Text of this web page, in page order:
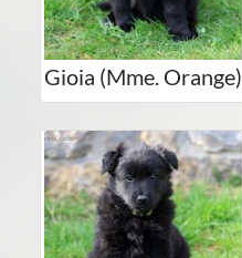
Gioia (Mme. Orange)